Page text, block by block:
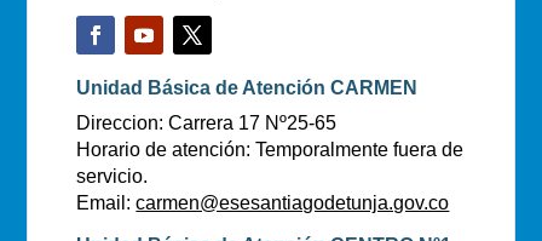
Unidad Básica de Atención CARMEN
Direccion: Carrera 17 Nº25-65
Horario de atención: Temporalmente fuera de
servicio.
Email:carmen@esesantiagodetunja.gov.co